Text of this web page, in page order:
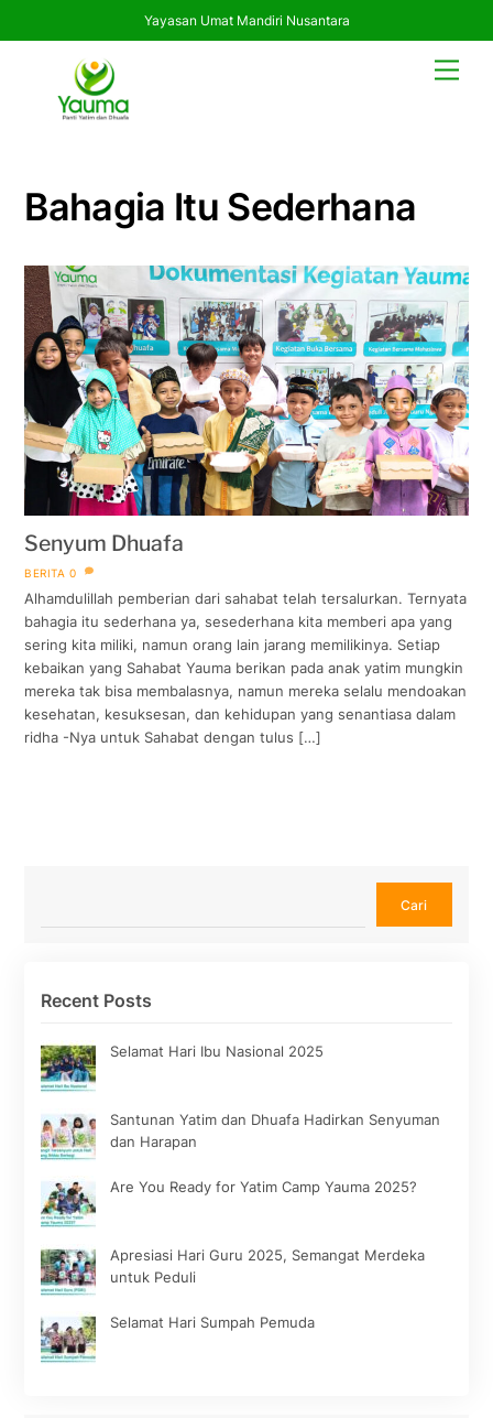
Yayasan Umat Mandiri Nusantara
Bahagia Itu Sederhana
Senyum Dhuafa
BERITA 0
Alhamdulillah pemberian dari sahabat telah tersalurkan. Ternyata
bahagia itu sederhana ya, sesederhana kita memberi apa yang
sering kita miliki, namun orang lain jarang memilikinya. Setiap
kebaikan yang Sahabat Yauma berikan pada anak yatim mungkin
mereka tak bisa membalasnya, namun mereka selalu mendoakan
kesehatan, kesuksesan, dan kehidupan yang senantiasa dalam
ridha -Nya untuk Sahabat dengan tulus […]
Cari
Recent Posts
Selamat Hari Ibu Nasional 2025
Santunan Yatim dan Dhuafa Hadirkan Senyuman
dan Harapan
Are You Ready for Yatim Camp Yauma 2025?
Apresiasi Hari Guru 2025, Semangat Merdeka
untuk Peduli
Selamat Hari Sumpah Pemuda